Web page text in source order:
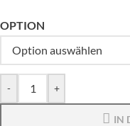
OPTION
- +
IN